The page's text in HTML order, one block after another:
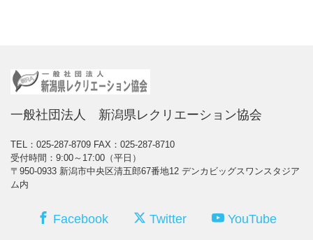
一般社団法人 新潟県レクリエーション協会
TEL：025-287-8709 FAX：025-287-8710
受付時間：9:00～17:00（平日）
〒950-0933 新潟市中央区清五郎67番地12 デンカビッグスワンスタジア
ム内
Facebook Twitter YouTube